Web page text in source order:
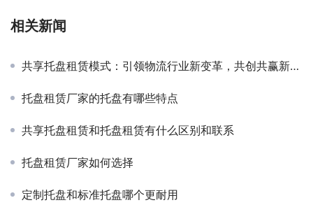
相关新闻
共享托盘租赁模式：引领物流行业新变革，共创共赢新局面
托盘租赁厂家的托盘有哪些特点
共享托盘租赁和托盘租赁有什么区别和联系
托盘租赁厂家如何选择
定制托盘和标准托盘哪个更耐用